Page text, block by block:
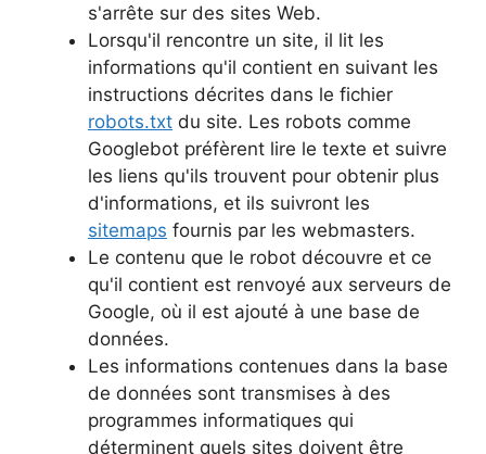
s'arrête sur des sites Web.
Lorsqu'il rencontre un site, il lit les
informations qu'il contient en suivant les
instructions décrites dans le fichier
robots.txt du site. Les robots comme
Googlebot préfèrent lire le texte et suivre
les liens qu'ils trouvent pour obtenir plus
d'informations, et ils suivront les
sitemaps fournis par les webmasters.
Le contenu que le robot découvre et ce
qu'il contient est renvoyé aux serveurs de
Google, où il est ajouté à une base de
données.
Les informations contenues dans la base
de données sont transmises à des
programmes informatiques qui
déterminent quels sites doivent être